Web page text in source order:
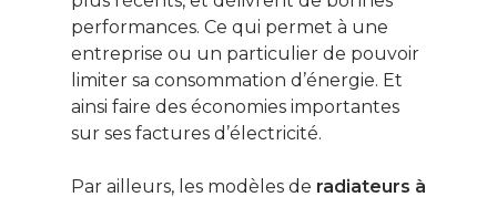
performances. Ce qui permet à une
entreprise ou un particulier de pouvoir
limiter sa consommation d’énergie. Et
ainsi faire des économies importantes
sur ses factures d’électricité.
Par ailleurs, les modèles de radiateurs à
Patrimoine
Smart Home
Gérer son
Jardin Animaux
Fiches pratiques